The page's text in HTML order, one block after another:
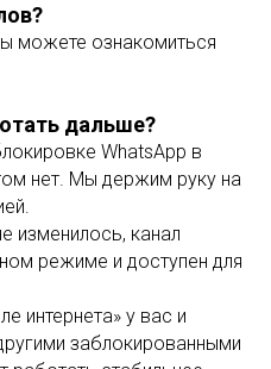
можете ознакомиться
дальше?
WhatsApp в
нет. Мы держим руку на
изменилось, канал
режиме и доступен для
интернета» у вас и
заблокированными